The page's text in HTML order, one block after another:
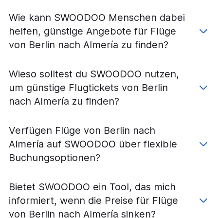
Flüge von Münster nach Málaga
Flüge von Hamburg nach Sevilla
Flüge von Stuttgart nach Sevilla
Flüge von Berlin nach Jerez de la Frontera
Flüge von Bremen nach Málaga
Flüge von Hannover nach Málaga
Flüge von Stuttgart nach Jerez de la Frontera
Flüge von Düsseldorf nach Almería
Flüge von Erfurt nach Málaga
Wie kann SWOODOO Menschen dabei
helfen, günstige Angebote für Flüge
von Berlin nach Almería zu finden?
Wieso solltest du SWOODOO nutzen,
um günstige Flugtickets von Berlin
nach Almería zu finden?
Verfügen Flüge von Berlin nach
Almería auf SWOODOO über flexible
Buchungsoptionen?
Bietet SWOODOO ein Tool, das mich
informiert, wenn die Preise für Flüge
von Berlin nach Almería sinken?